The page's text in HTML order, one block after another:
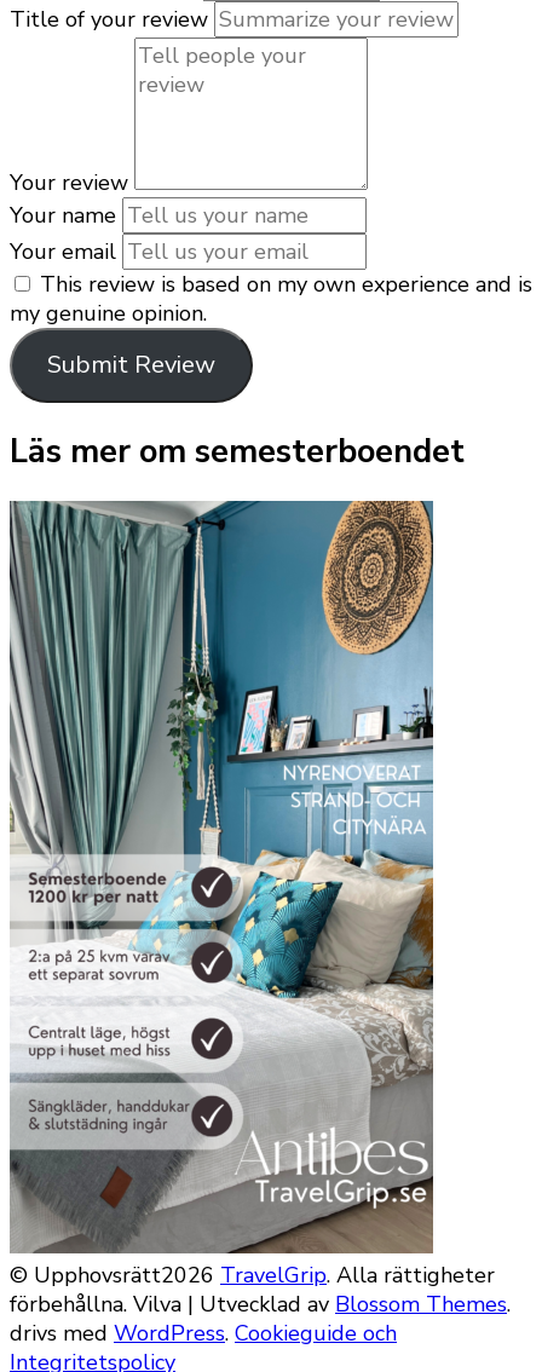
Title of your review
Your review
Your name
Your email
This review is based on my own experience and is
my genuine opinion.
Submit Review
Läs mer om semesterboendet
© Upphovsrätt2026 TravelGrip. Alla rättigheter
förbehållna. Vilva | Utvecklad av Blossom Themes.
drivs med WordPress. Cookieguide och
Integritetspolicy